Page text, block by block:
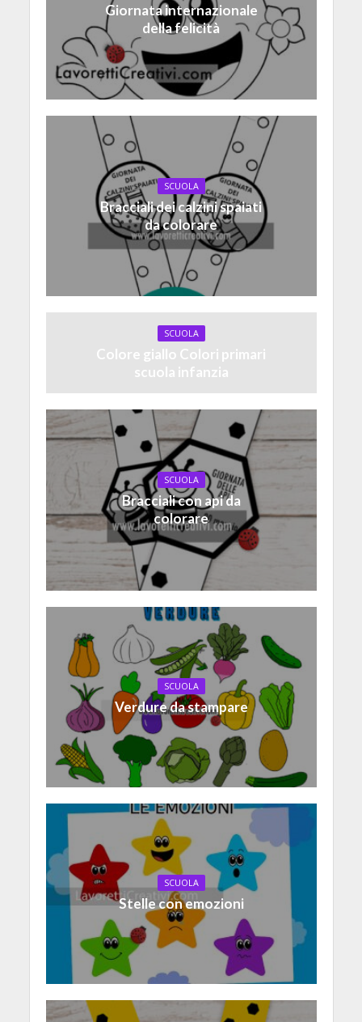
Giornata internazionale
della felicità
SCUOLA
Bracciali dei calzini spaiati
da colorare
SCUOLA
Colore giallo Colori primari
scuola infanzia
SCUOLA
Bracciali con api da
colorare
SCUOLA
Verdure da stampare
SCUOLA
Stelle con emozioni